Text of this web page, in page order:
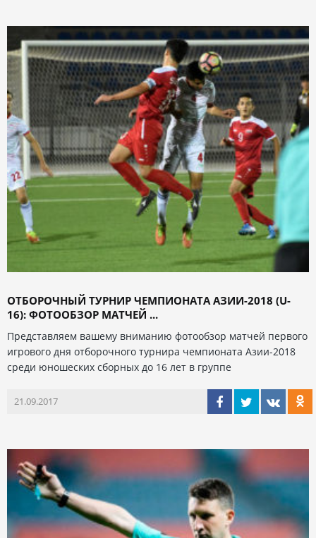
ОТБОРОЧНЫЙ ТУРНИР ЧЕМПИОНАТА АЗИИ-2018 (U-
16): ФОТООБЗОР МАТЧЕЙ ...
Представляем вашему вниманию фотообзор матчей первого
игрового дня отборочного турнира чемпионата Азии-2018
среди юношеских сборных до 16 лет в группе
21.09.2017